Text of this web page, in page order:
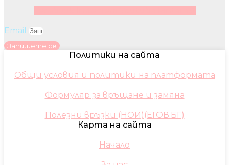
Email
Запишете се
Политики на сайта
Общи условия и политики на платформата
Формуляр за връщане и замяна
Полезни връзки (НОИ)(ЕГОВ.БГ)
Карта на сайта
Начало